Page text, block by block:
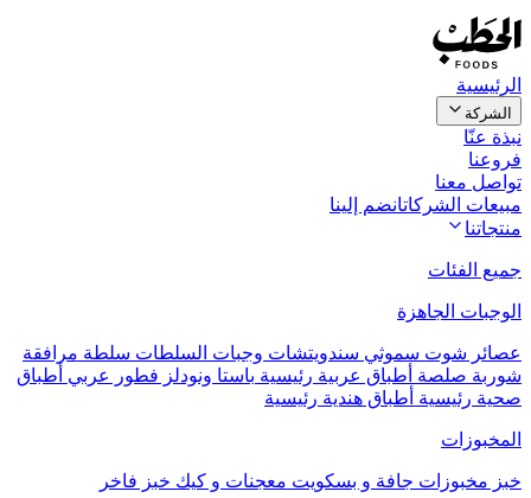
الرئيسية
الشركة
نبذة عنّا
فروعنا
تواصل معنا
مبيعات الشركاتانضم إلينا
منتجاتنا
جميع الفئات
الوجبات الجاهزة
عصائر شوت سموثي سندويتشات وجبات السلطات سلطة مرافقة
شوربة صلصة أطباق عربية رئيسية باستا ونودلز فطور عربي أطباق
صحية رئيسية أطباق هندية رئيسية
المخبوزات
خبز مخبوزات جافة و بسكويت معجنات و كيك خبز فاخر